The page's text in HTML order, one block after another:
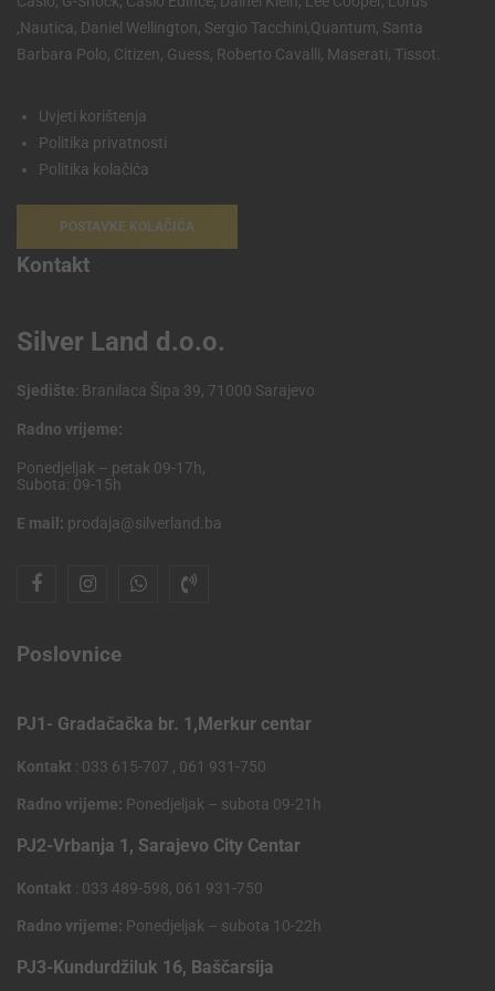
,Nautica, Daniel Wellington, Sergio Tacchini,Quantum, Santa
Barbara Polo, Citizen, Guess, Roberto Cavalli, Maserati, Tissot.
Uvjeti korištenja
Politika privatnosti
Politika kolačića
POSTAVKE KOLAČIĆA
Kontakt
Silver Land d.o.o.
Sjedište: Branilaca Šipa 39, 71000 Sarajevo
Radno vrijeme:
Ponedjeljak – petak 09-17h,
Subota: 09-15h
E mail: prodaja@silverland.ba
Poslovnice
PJ1- Gradačačka br. 1,Merkur centar
Kontakt : 033 615-707 , 061 931-750
Radno vrijeme: Ponedjeljak – subota 09-21h
PJ2-Vrbanja 1, Sarajevo City Centar
Kontakt : 033 489-598, 061 931-750
Radno vrijeme: Ponedjeljak – subota 10-22h
PJ3-Kundurdžiluk 16, Baščarsija